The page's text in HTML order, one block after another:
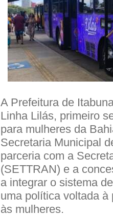
A Prefeitura de
Linha Lilás, primeiro
para mulheres da
Secretaria Municipal
parceria com a
(SETTRAN) e a
a integrar o sistema
uma política voltada à
às mulheres.